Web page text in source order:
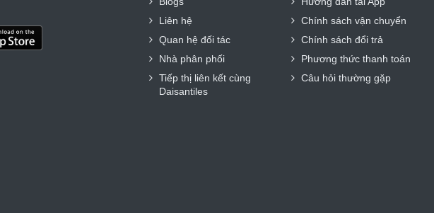
Liên hệ
Quan hệ đối tác
Nhà phân phối
Tiếp thị liên kết cùng
Daisantiles
Chính sách vận chuyển
Chính sách đổi trả
Phương thức thanh toán
Câu hỏi thường gặp